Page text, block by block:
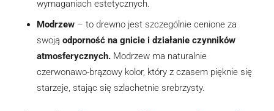
wymaganiach estetycznych.
Modrzew – to drewno jest szczególnie cenione za
swoją odporność na gnicie i działanie czynników
atmosferycznych. Modrzew ma naturalnie
czerwonawo-brązowy kolor, który z czasem pięknie się
starzeje, stając się szlachetnie srebrzysty.